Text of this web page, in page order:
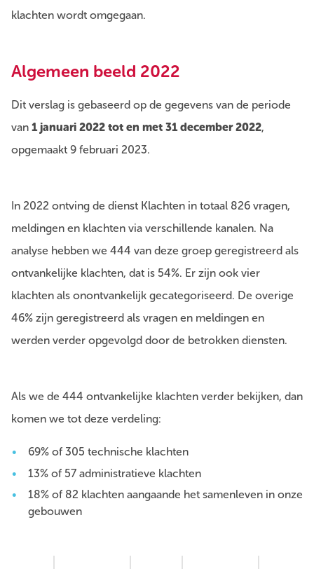
klachten wordt omgegaan.
Algemeen beeld 2022
Dit verslag is gebaseerd op de gegevens van de periode
van 1 januari 2022 tot en met 31 december 2022,
opgemaakt 9 februari 2023.
In 2022 ontving de dienst Klachten in totaal 826 vragen,
meldingen en klachten via verschillende kanalen. Na
analyse hebben we 444 van deze groep geregistreerd als
ontvankelijke klachten, dat is 54%. Er zijn ook vier
klachten als onontvankelijk gecategoriseerd. De overige
46% zijn geregistreerd als vragen en meldingen en
werden verder opgevolgd door de betrokken diensten.
Als we de 444 ontvankelijke klachten verder bekijken, dan
komen we tot deze verdeling:
69% of 305 technische klachten
13% of 57 administratieve klachten
18% of 82 klachten aangaande het samenleven in onze
gebouwen